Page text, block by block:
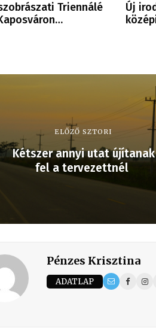
Triennálé
Új
ELŐZŐ SZTORI
Kétszer annyi utat újítanak
fel a tervezettnél
Pénzes Krisztina
ADATLAP